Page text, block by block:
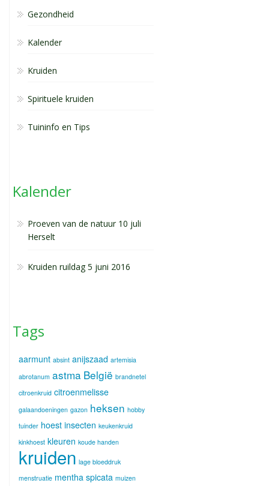
Gezondheid
Kalender
Kruiden
Spirituele kruiden
Tuininfo en Tips
Kalender
Proeven van de natuur 10 juli
Herselt
Kruiden ruildag 5 juni 2016
Tags
aarmunt absint anijszaad artemisia
abrotanum astma België brandnetel
citroenkruid citroenmelisse
galaandoeningen gazon heksen hobby
tuinder hoest insecten keukenkruid
kinkhoest kleuren koude handen
kruiden lage bloeddruk
menstruatie mentha spicata muizen